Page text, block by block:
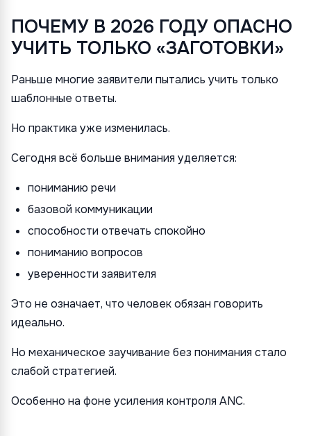
ПОЧЕМУ В 2026 ГОДУ ОПАСНО
УЧИТЬ ТОЛЬКО «ЗАГОТОВКИ»
Раньше многие заявители пытались учить только
шаблонные ответы.
Но практика уже изменилась.
Сегодня всё больше внимания уделяется:
пониманию речи
базовой коммуникации
способности отвечать спокойно
пониманию вопросов
уверенности заявителя
Это не означает, что человек обязан говорить
идеально.
Но механическое заучивание без понимания стало
слабой стратегией.
Особенно на фоне усиления контроля ANC.